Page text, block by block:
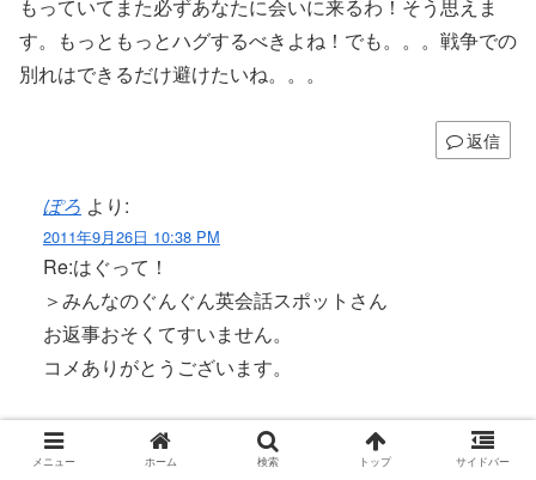
もっていてまた必ずあなたに会いに来るわ！そう思えま
す。もっともっとハグするべきよね！でも。。。戦争での
別れはできるだけ避けたいね。。。
返信
ぽろ より:
2011年9月26日 10:38 PM
Re:はぐって！
＞みんなのぐんぐん英会話スポットさん
お返事おそくてすいません。
コメありがとうございます。
仲良し家族さんみたいですね。ヽ(´ー｀)ノ
メニュー ホーム 検索 トップ サイドバー